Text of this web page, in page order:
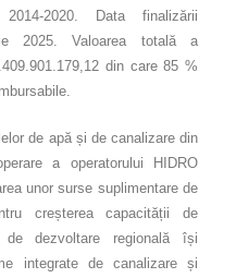
2020. Data finalizării
2025. Valoarea totală a
din care 85 %
de apă și de canalizare din
a operatorului HIDRO
unor surse suplimentare de
creșterea capacității de
de dezvoltare regională își
integrate de canalizare și